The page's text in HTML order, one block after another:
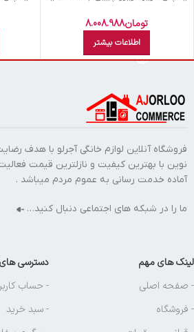
تومان8.008.988
اطلاعات بیشتر
فروشگاه آنلاین لوازم خانگی آجرلو با هدف
نوین با بهترین کیفیت و نازلترین قیمت
آماده خدمت رسانی به عموم مردم میباشد .
ما را در شبکه های اجتماعی دنبال کنید…
لینک های مهم
- صفحه اصلی
- فروشگاه
دسترسی های
- حساب
- سبد خرید